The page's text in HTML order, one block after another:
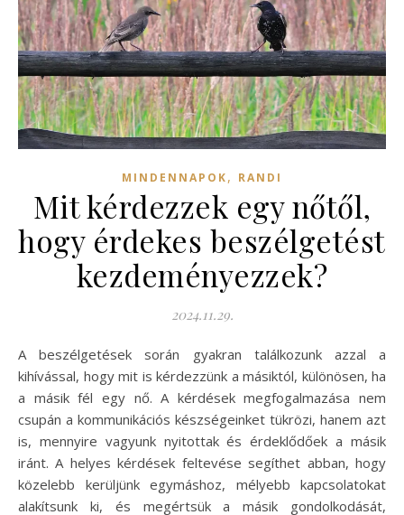
MINDENNAPOK, RANDI
Mit kérdezzek egy nőtől,
hogy érdekes beszélgetést
kezdeményezzek?
2024.11.29.
A beszélgetések során gyakran találkozunk azzal a
kihívással, hogy mit is kérdezzünk a másiktól, különösen, ha
a másik fél egy nő. A kérdések megfogalmazása nem
csupán a kommunikációs készségeinket tükrözi, hanem azt
is, mennyire vagyunk nyitottak és érdeklődőek a másik
iránt. A helyes kérdések feltevése segíthet abban, hogy
közelebb kerüljünk egymáshoz, mélyebb kapcsolatokat
alakítsunk ki, és megértsük a másik gondolkodását,